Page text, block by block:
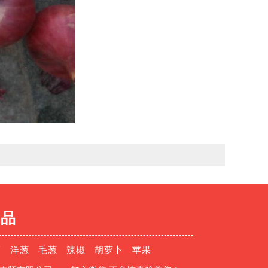
洋葱 毛葱 辣椒 胡萝卜 苹果